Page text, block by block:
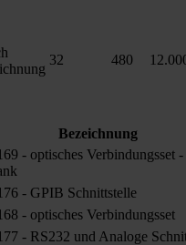
32 480
Bezeichnung
- optisches Verbindungsset -
- GPIB Schnittstelle
- optisches Verbindungsset
- RS232 und Analoge